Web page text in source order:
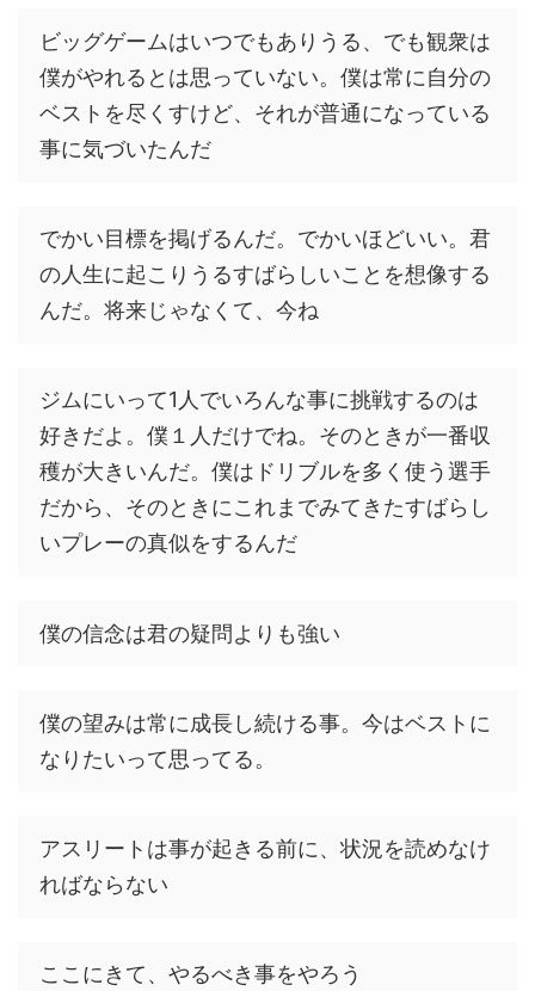
ビッグゲームはいつでもありうる、でも観衆は
僕がやれるとは思っていない。僕は常に自分の
ベストを尽くすけど、それが普通になっている
事に気づいたんだ
でかい目標を掲げるんだ。でかいほどいい。君
の人生に起こりうるすばらしいことを想像する
んだ。将来じゃなくて、今ね
ジムにいって1人でいろんな事に挑戦するのは
好きだよ。僕１人だけでね。そのときが一番収
穫が大きいんだ。僕はドリブルを多く使う選手
だから、そのときにこれまでみてきたすばらし
いプレーの真似をするんだ
僕の信念は君の疑問よりも強い
僕の望みは常に成長し続ける事。今はベストに
なりたいって思ってる。
アスリートは事が起きる前に、状況を読めなけ
ればならない
ここにきて、やるべき事をやろう